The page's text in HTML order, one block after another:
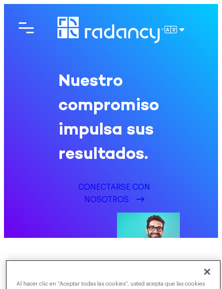
contenido
Nuestro
compromiso
impulsa sus
resultados.
CONECTARSE CON
NOSOTROS
Al hacer clic en “Aceptar todas las cookies”, usted acepta que las cookies